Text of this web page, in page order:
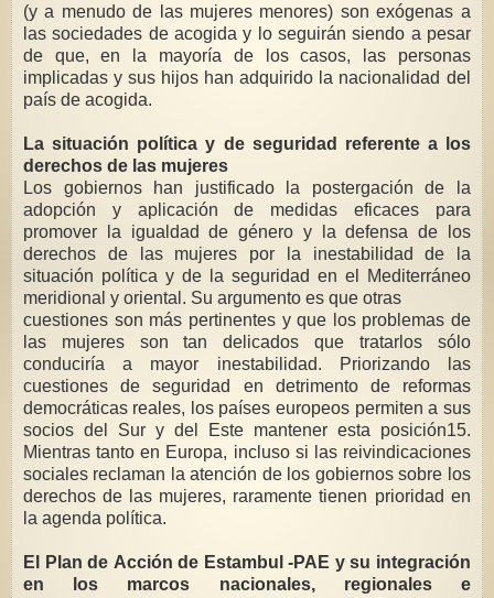
(y a menudo de las mujeres menores) son exógenas a
las sociedades de acogida y lo seguirán siendo a pesar
de que, en
la mayoría de los casos, las personas
implicadas y sus hijos han adquirido la nacionalidad del
país de acogida.
La situación política y de seguridad referente a los
derechos de las mujeres
Los gobiernos han justificado la postergación de la
adopción y aplicación de medidas eficaces para
promover la igualdad de género y la defensa de los
derechos de las mujeres por la inestabilidad de la
situación política y de la seguridad en el Mediterráneo
meridional y oriental. Su argumento es que otras
cuestiones son más pertinentes y que los problemas de
las mujeres son tan delicados que tratarlos sólo
conduciría a mayor inestabilidad. Priorizando las
cuestiones de seguridad en detrimento de reformas
democráticas reales, los países europeos permiten a sus
socios del Sur y del Este mantener esta posición15.
Mientras tanto en Europa, incluso si las reivindicaciones
sociales reclaman la atención de los gobiernos sobre los
derechos de las mujeres, raramente tienen prioridad en
la agenda política.
El Plan de Acción de Estambul -PA E y su integración
en los marcos nacionales, regionales e